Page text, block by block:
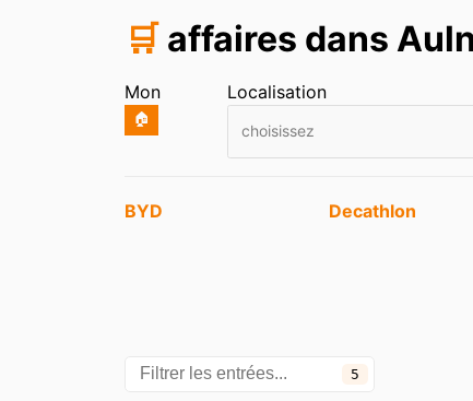
🛒 affaires dans
Mon
🏠
Localisation
choisissez
Entrées
BYD Decathlon
5